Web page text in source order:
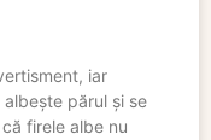
iar
părul și se
firele albe nu